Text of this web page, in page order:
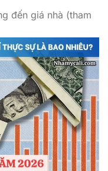
đến giá nhà (tham